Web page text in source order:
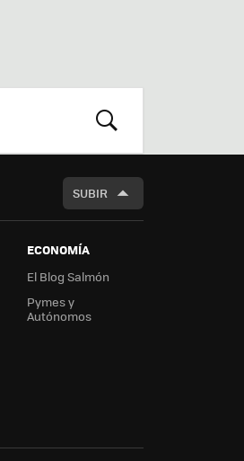
BUSCAR
SUBIR
ECONOMÍA
El Blog Salmón
Pymes y
Autónomos